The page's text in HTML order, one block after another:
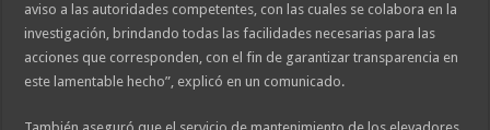
aviso a las autoridades competentes, con las cuales se colabora en la
investigación, brindando todas las facilidades necesarias para las
acciones que corresponden, con el fin de garantizar transparencia en
este lamentable hecho”, explicó en un comunicado.